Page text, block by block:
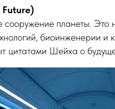
планеты. Это
биоинженерии и
цитатами Шейха о